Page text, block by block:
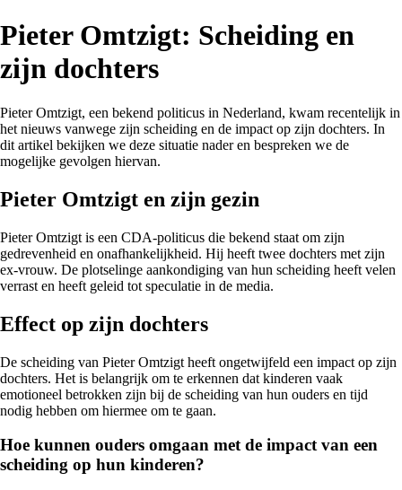
Pieter Omtzigt: Scheiding en
zijn dochters
Pieter Omtzigt, een bekend politicus in Nederland, kwam recentelijk in
het nieuws vanwege zijn scheiding en de impact op zijn dochters. In
dit artikel bekijken we deze situatie nader en bespreken we de
mogelijke gevolgen hiervan.
Pieter Omtzigt en zijn gezin
Pieter Omtzigt is een CDA-politicus die bekend staat om zijn
gedrevenheid en onafhankelijkheid. Hij heeft twee dochters met zijn
ex-vrouw. De plotselinge aankondiging van hun scheiding heeft velen
verrast en heeft geleid tot speculatie in de media.
Effect op zijn dochters
De scheiding van Pieter Omtzigt heeft ongetwijfeld een impact op zijn
dochters. Het is belangrijk om te erkennen dat kinderen vaak
emotioneel betrokken zijn bij de scheiding van hun ouders en tijd
nodig hebben om hiermee om te gaan.
Hoe kunnen ouders omgaan met de impact van een
scheiding op hun kinderen?